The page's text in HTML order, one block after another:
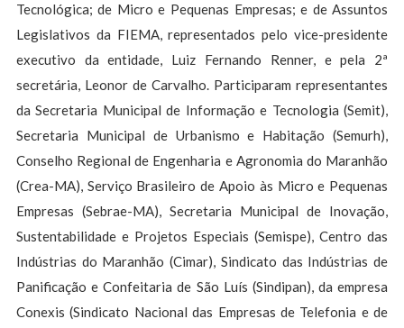
Tecnológica; de Micro e Pequenas Empresas; e de Assuntos
Legislativos da FIEMA, representados pelo vice-presidente
executivo da entidade, Luiz Fernando Renner, e pela 2ª
secretária, Leonor de Carvalho. Participaram representantes
da Secretaria Municipal de Informação e Tecnologia (Semit),
Secretaria Municipal de Urbanismo e Habitação (Semurh),
Conselho Regional de Engenharia e Agronomia do Maranhão
(Crea-MA), Serviço Brasileiro de Apoio às Micro e Pequenas
Empresas (Sebrae-MA), Secretaria Municipal de Inovação,
Sustentabilidade e Projetos Especiais (Semispe), Centro das
Indústrias do Maranhão (Cimar), Sindicato das Indústrias de
Panificação e Confeitaria de São Luís (Sindipan), da empresa
Conexis (Sindicato Nacional das Empresas de Telefonia e de